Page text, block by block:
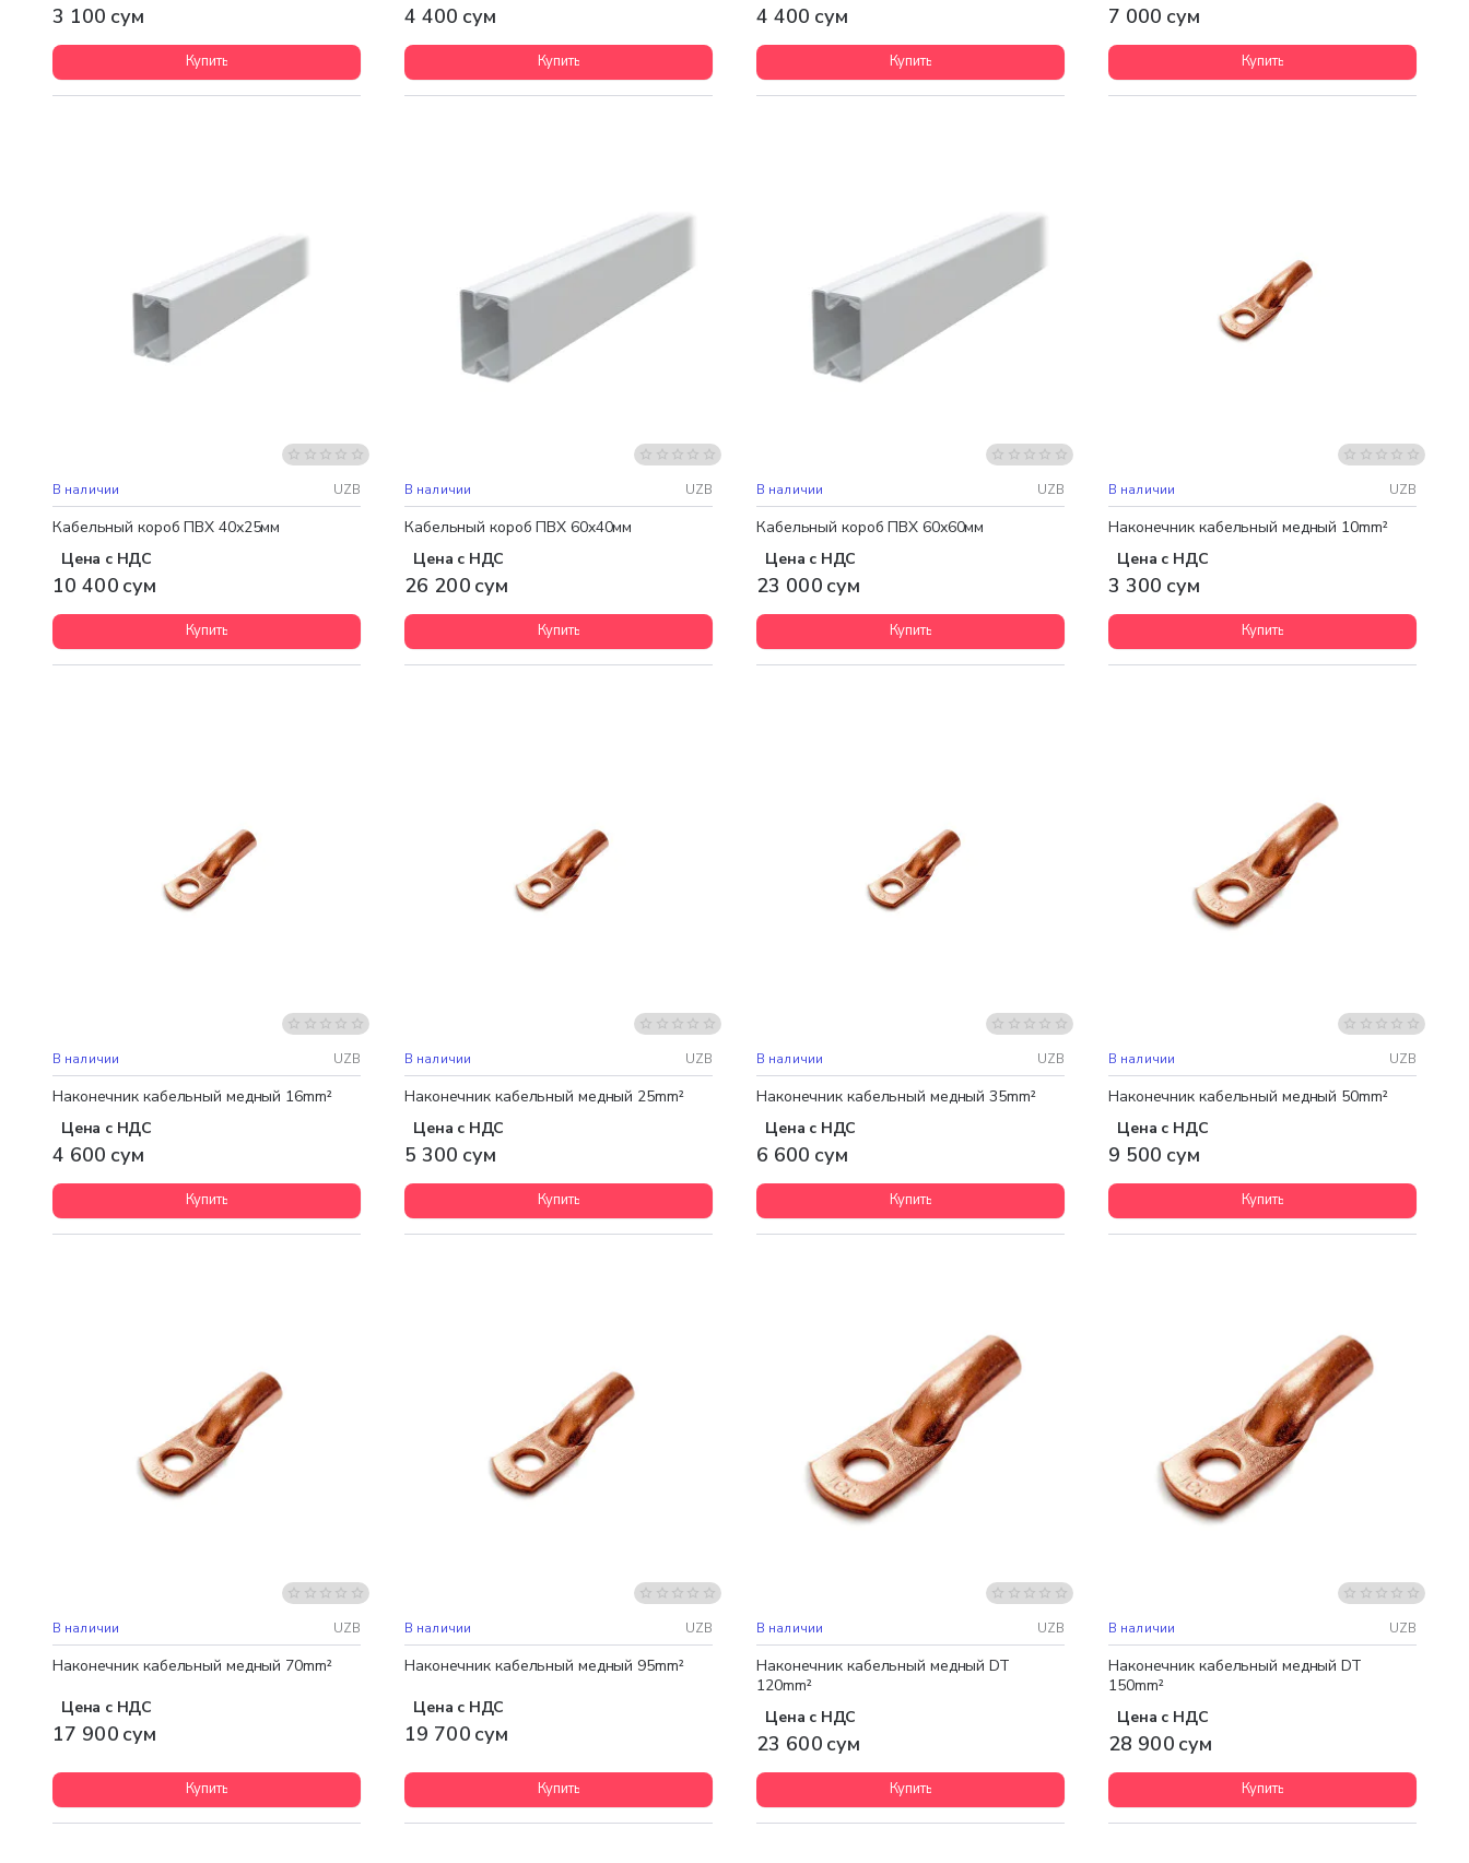
3 100 сум
Купить
4 400 сум
Купить
4 400 сум
Купить
7 000 сум
Купить
В наличии UZB
Кабельный короб ПВХ 40х25мм
Цена с НДС
10 400 сум
Купить
В наличии UZB
Кабельный короб ПВХ 60x40мм
Цена с НДС
26 200 сум
Купить
В наличии UZB
Кабельный короб ПВХ 60х60мм
Цена с НДС
23 000 сум
Купить
В наличии UZB
Наконечник кабельный медный 10mm²
Цена с НДС
3 300 сум
Купить
В наличии UZB
Наконечник кабельный медный 16mm²
Цена с НДС
4 600 сум
Купить
В наличии UZB
Наконечник кабельный медный 25mm²
Цена с НДС
5 300 сум
Купить
В наличии UZB
Наконечник кабельный медный 35mm²
Цена с НДС
6 600 сум
Купить
В наличии UZB
Наконечник кабельный медный 50mm²
Цена с НДС
9 500 сум
Купить
В наличии UZB
Наконечник кабельный медный 70mm²
Цена с НДС
17 900 сум
Купить
В наличии UZB
Наконечник кабельный медный 95mm²
Цена с НДС
19 700 сум
Купить
В наличии UZB
Наконечник кабельный медный DT
120mm²
Цена с НДС
23 600 сум
Купить
В наличии UZB
Наконечник кабельный медный DT
150mm²
Цена с НДС
28 900 сум
Купить